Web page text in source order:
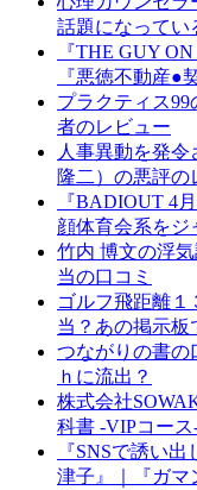
話題になってい
『THE GUY
『悪徳不動産●
プラクティス99
者のレビュー
人事異動を発
隆二）の悪評の
『BADIOUT 4
顔体育会系をジ
竹内 博文の浮
当の口コミ
ゴルフ飛距離
当？あの掲示板
つながりの書の
ｈに流出？
株式会社
科書 -VIPコー
『SNSで誘い
津子』｜『ガマ